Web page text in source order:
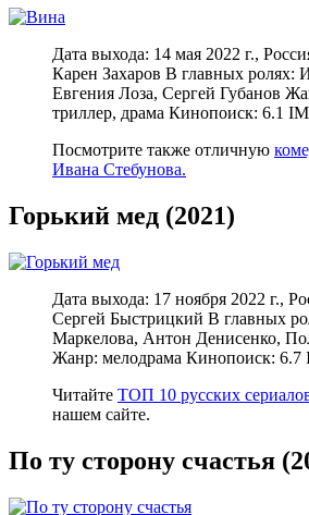
Дата выхода: 14 мая 2022 г.,
Карен Захаров В главных ролях:
Евгения Лоза, Сергей Губанов
триллер, драма Кинопоиск: 6.1
Посмотрите также отличную
Ивана Стебунова.
Горький мед (2021)
Дата выхода: 17 ноября 2022 г.,
Сергей Быстрицкий В главных
Маркелова, Антон Денисенко,
Жанр: мелодрама Кинопоиск: 6.7
Читайте ТОП 10 русских
нашем сайте.
По ту сторону счастья